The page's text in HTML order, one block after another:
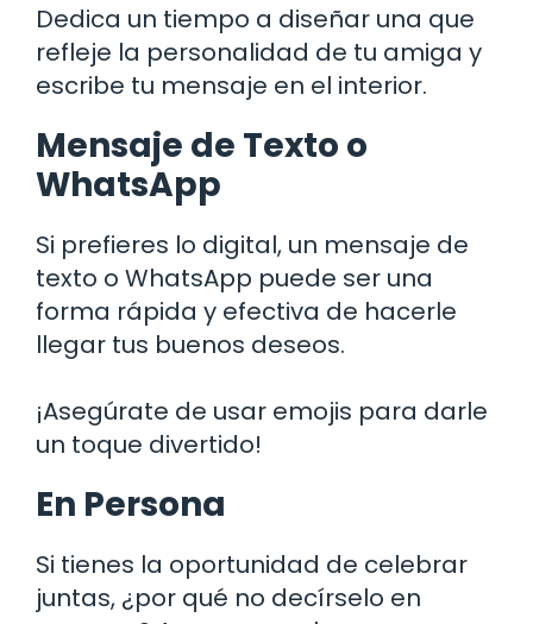
Dedica un tiempo a diseñar una que
refleje la personalidad de tu amiga y
escribe tu mensaje en el interior.
Mensaje de Texto o
WhatsApp
Si prefieres lo digital, un mensaje de
texto o WhatsApp puede ser una
forma rápida y efectiva de hacerle
llegar tus buenos deseos.
¡Asegúrate de usar emojis para darle
un toque divertido!
En Persona
Si tienes la oportunidad de celebrar
juntas, ¿por qué no decírselo en